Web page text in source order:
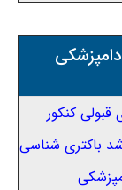
قبولی کنکور
باکتری شناسی